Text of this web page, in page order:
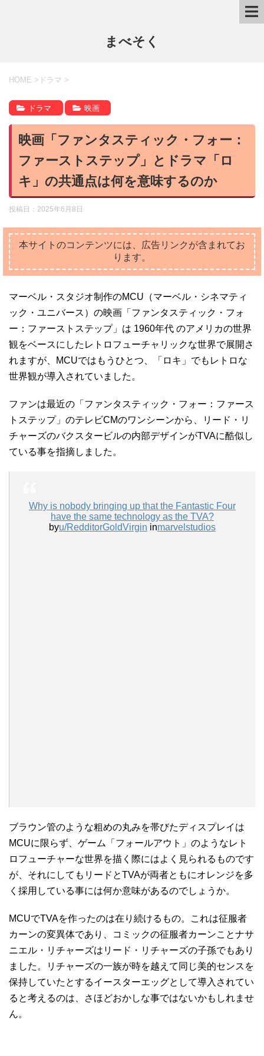
まべそく
HOME > ドラマ >
ドラマ 映画
映画「ファンタスティック・フォー：
ファーストステップ」とドラマ「ロ
キ」の共通点は何を意味するのか
投稿日： 2025年6月8日
本サイトのコンテンツには、広告リンクが含まれてお
ります。
マーベル・スタジオ制作のMCU（マーベル・シネマティ
ック・ユニバース）の映画「ファンタスティック・フォ
ー：ファーストステップ」は 1960年代 のアメリカの世界
観をベースにしたレトロフューチャリックな世界で展開さ
れますが、MCUではもうひとつ、「ロキ」でもレトロな
世界観が導入されていました。
ファンは最近の「ファンタスティック・フォー：ファース
トステップ」のテレビCMのワンシーンから、リード・リ
チャーズのバクスタービルの内部デザインがTVAに酷似し
ている事を指摘しました。
Why is nobody bringing up that the Fantastic Four
have the same technology as the TVA?
byu/RedditorGoldVirgin inmarvelstudios
ブラウン管のような粗めの丸みを帯びたディスプレイは
MCUに限らず、ゲーム「フォールアウト」のようなレト
ロフューチャーな世界を描く際にはよく見られるものです
が、それにしてもリードとTVAが両者ともにオレンジを多
く採用している事には何か意味があるのでしょうか。
MCUでTVAを作ったのは在り続けるもの。これは征服者
カーンの変異体であり、コミックの征服者カーンことナサ
ニエル・リチャーズはリード・リチャーズの子孫でもあり
ました。リチャーズの一族が時を越えて同じ美的センスを
保持していたとするイースターエッグとして導入されてい
ると考えるのは、さほどおかしな事ではないかもしれませ
ん。